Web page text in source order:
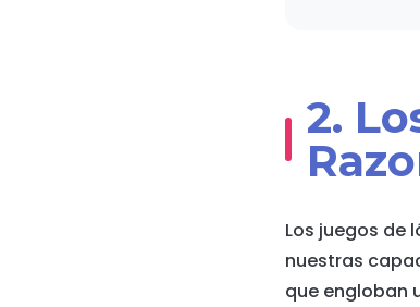
2.
Los juegos de
nuestras
que engloban